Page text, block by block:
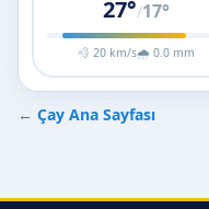
27°/17°
💨 20 km/s🌧 0.0 mm
← Çay Ana Sayfası